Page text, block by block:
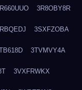
3R8OBY8R
3SXFZOBA
3TVMVY4A
3VXFRWKX